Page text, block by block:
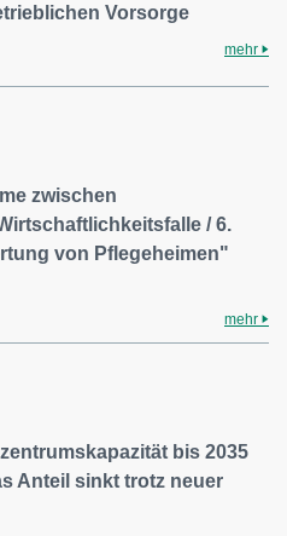
Vorsorge
mehr
zwischen
/ 6.
von Pflegeheimen"
mehr
bis 2035
Anteil sinkt trotz neuer